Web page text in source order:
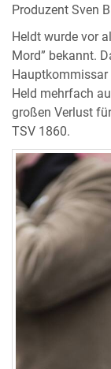
Produzent Sven
Heldt wurde vor
Mord” bekannt.
Hauptkommissar
Held mehrfach
großen Verlust
TSV 1860.